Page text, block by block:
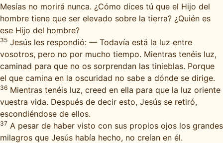
Mesías no morirá nunca. ¿Cómo dices tú que el Hijo del
hombre tiene que ser elevado sobre la tierra? ¿Quién es
ese Hijo del hombre?
35 Jesús les respondió: — Todavía está la luz entre
vosotros, pero no por mucho tiempo. Mientras tenéis luz,
caminad para que no os sorprendan las tinieblas. Porque
el que camina en la oscuridad no sabe a dónde se dirige.
36 Mientras tenéis luz, creed en ella para que la luz oriente
vuestra vida. Después de decir esto, Jesús se retiró,
escondiéndose de ellos.
37 A pesar de haber visto con sus propios ojos los grandes
milagros que Jesús había hecho, no creían en él.